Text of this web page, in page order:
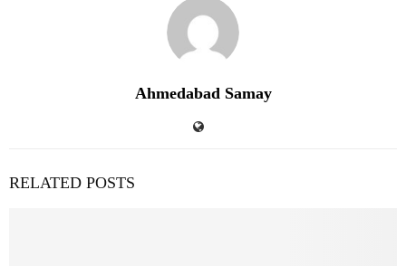
Ahmedabad Samay
RELATED POSTS